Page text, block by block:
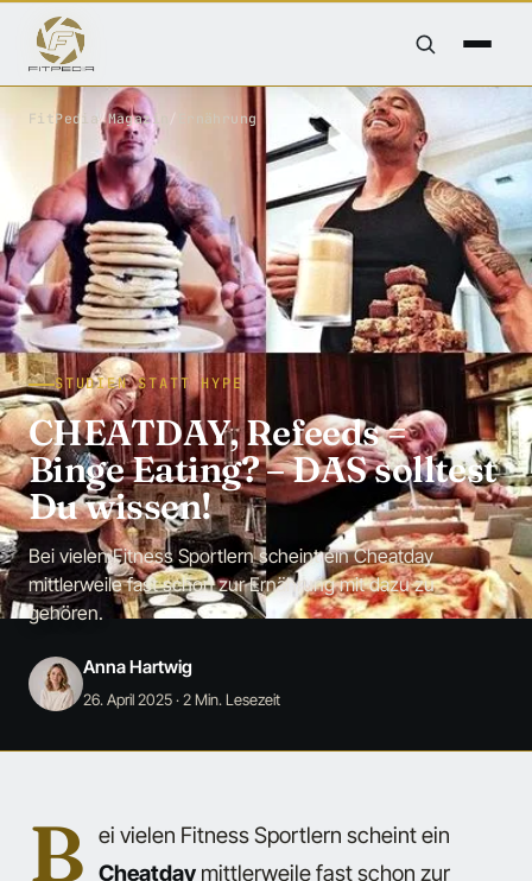
FitPedia /Magazin / Ernährung
STUDIEN STATT HYPE
CHEATDAY, Refeeds =
Binge Eating? – DAS solltest
Du wissen!
Bei vielen Fitness Sportlern scheint ein Cheatday
mittlerweile fast schon zur Ernährung mit dazu zu
gehören.
Anna Hartwig
26. April 2025· 2 Min. Lesezeit
B ei vielen Fitness Sportlern scheint ein
Cheatday mittlerweile fast schon zur